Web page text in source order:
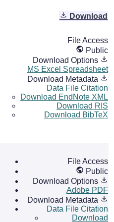
Download
File Access
Public
Download Options
MS Excel Spreadsheet
Download Metadata
Data File Citation
Download EndNote XML
Download RIS
Download BibTeX
File Access
Public
Download Options
Adobe PDF
Download Metadata
Data File Citation
Download